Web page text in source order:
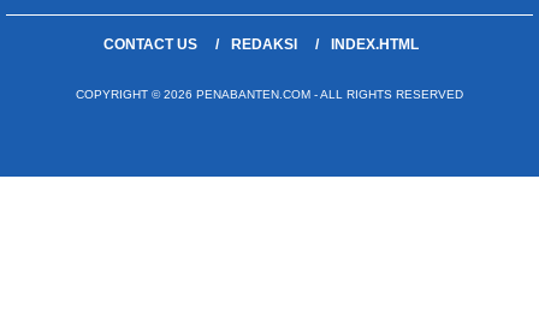
CONTACT US REDAKSI INDEX.HTML
COPYRIGHT © 2026 PENABANTEN.COM - ALL RIGHTS RESERVED